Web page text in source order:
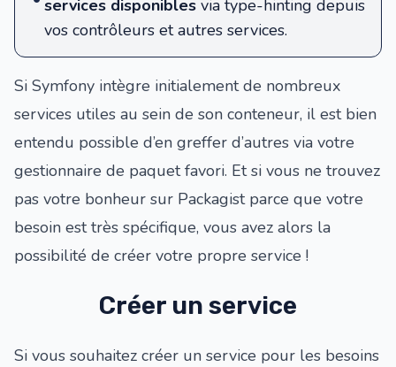
services disponibles via type-hinting depuis
vos contrôleurs et autres services.
Si Symfony intègre initialement de nombreux
services utiles au sein de son conteneur, il est bien
entendu possible d’en greffer d’autres via votre
gestionnaire de paquet favori. Et si vous ne trouvez
pas votre bonheur sur Packagistparce que votre
besoin est très spécifique, vous avez alors la
possibilité de créer votre propre service !
Créer un service
Si vous souhaitez créer un service pour les besoins